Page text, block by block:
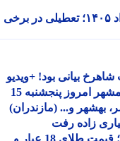
فعالیت بانک ها امروز چهارشنبه ۱۴ مرداد ۱۴۰۵؛ تعطیلی در برخی
جدول قطعی برق ساری، آمل، بابل و قائمشهر امروز پنجشنبه 15
زاده رفت